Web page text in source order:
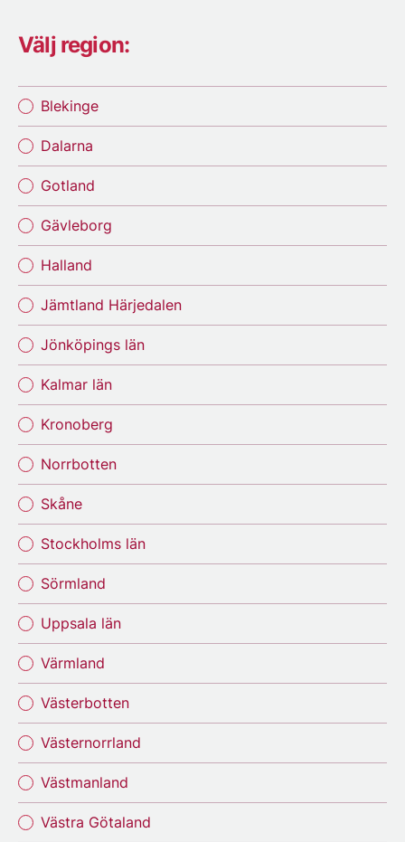
Välj region:
Blekinge
Dalarna
Gotland
Gävleborg
Halland
Jämtland Härjedalen
Jönköpings län
Kalmar län
Kronoberg
Norrbotten
Skåne
Stockholms län
Sörmland
Uppsala län
Värmland
Västerbotten
Västernorrland
Västmanland
Västra Götaland